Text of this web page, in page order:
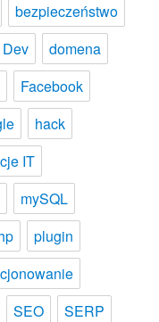
bezpieczeństwo
Dev
domena
Facebook
hack
IT
mySQL
plugin
SEO
SERP